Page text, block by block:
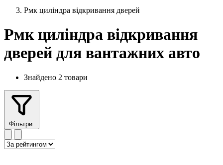
Рмк циліндра відкривання дверей
Рмк циліндра відкривання
дверей для вантажних авто
Знайдено 2 товари
Фільтри